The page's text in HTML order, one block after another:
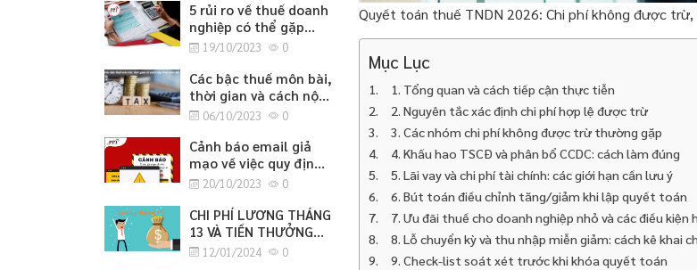
5 rủi ro về thuế doanh
nghiệp có thể gặp
phải19/10/2023 0
Các bậc thuế môn bài,
thời gian và cách nộp
thuế môn bài
06/10/2023 0
Cảnh báo email giả
mạo về việc quy định
cập nhật thông tin
20/10/2023 0
CHI PHÍ LƯƠNG THÁNG
13 VÀ TIỀN THƯỞNG
TẾT12/01/2024 0
Quyết toán thuế TNDN 2026: Chi phí không được
Mục Lục
1. Tổng quan và cách tiếp cận thực tiễn
2. Nguyên tắc xác định chi phí hợp lệ được trừ
3. Các nhóm chi phí không được trừ thường gặp
4. Khấu hao TSCĐ và phân bổ CCDC: cách làm đúng
5. Lãi vay và chi phí tài chính: các giới hạn cần lưu ý
6. Bút toán điều chỉnh tăng/giảm khi lập quyết toán
7. Ưu đãi thuế cho doanh nghiệp nhỏ và các điều kiện
8. Lỗ chuyển kỳ và thu nhập miễn giảm: cách kê khai
9. Check-list soát xét trước khi khóa quyết toán